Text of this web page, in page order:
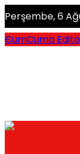
Perşembe, 6
CumCuma